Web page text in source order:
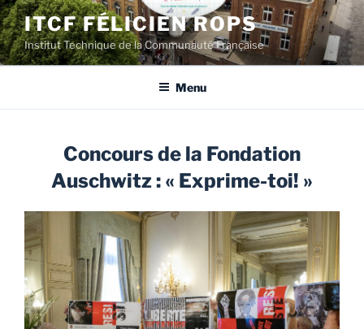
Aller
au
contenu
principal
ITCF FÉLICIEN ROPS
Institut Technique de la Communauté Française
Menu
Concours de la Fondation
Auschwitz : « Exprime-toi! »